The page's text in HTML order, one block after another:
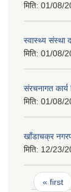
मिति: 01/08/
स्वास्थ्य स‌ंस्था
मिति: 01/08/
स‌ंरचनागत कार्य
मिति: 01/08/
खाँडाचक्र
मिति: 12/23/
Pages
« first